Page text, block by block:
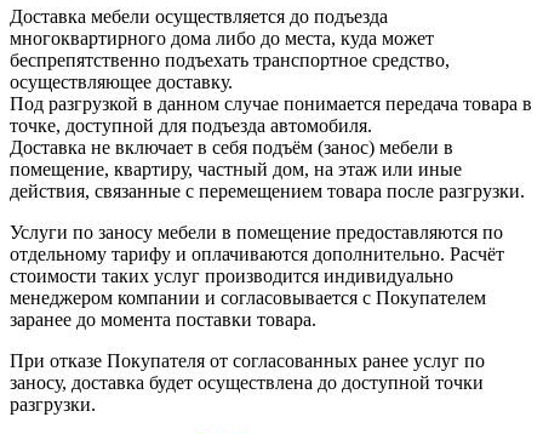
Доставка мебели осуществляется до подъезда
многоквартирного дома либо до места, куда может
беспрепятственно подъехать транспортное средство,
осуществляющее доставку.
Под разгрузкой в данном случае понимается передача товара в
точке, доступной для подъезда автомобиля.
Доставка не включает в себя подъём (занос) мебели в
помещение, квартиру, частный дом, на этаж или иные
действия, связанные с перемещением товара после разгрузки.
Услуги по заносу мебели в помещение предоставляются по
отдельному тарифу и оплачиваются дополнительно. Расчёт
стоимости таких услуг производится индивидуально
менеджером компании и согласовывается с Покупателем
заранее до момента поставки товара.
При отказе Покупателя от согласованных ранее услуг по
заносу, доставка будет осуществлена до доступной точки
разгрузки.